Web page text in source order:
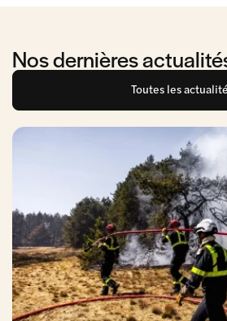
Nos dernières
Toutes les